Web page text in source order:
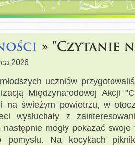
2026
uczniów
Międzynarodowej Akcji
na świeżym powietrzu, w
wysłuchały z
następnie mogły pokazać
pomysłu. Na kocykach